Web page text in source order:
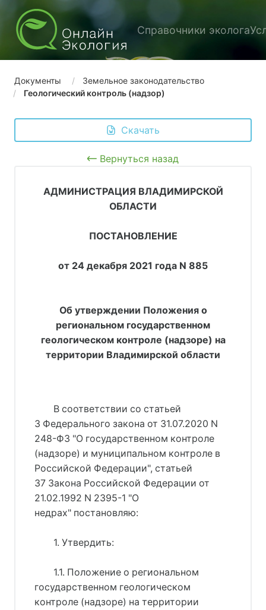
Справочники эколога
Документы
Земельное законодательство
Геологический контроль (надзор)
Скачать
Вернуться назад
АДМИНИСТРАЦИЯ ВЛАДИМИРСКОЙ
ОБЛАСТИ
ПОСТАНОВЛЕНИЕ
от 24 декабря 2021 года N 885
Об утверждении Положения о
региональном государственном
геологическом контроле (надзоре) на
территории Владимирской области
В соответствии со статьей
3 Федерального закона от 31.07.2020 N
248-ФЗ "О государственном контроле
(надзоре) и муниципальном контроле в
Российской Федерации", статьей
37 Закона Российской Федерации от
21.02.1992 N 2395-1 "О
недрах" постановляю:
1. Утвердить:
1.1. Положение о региональном
государственном геологическом
контроле (надзоре) на территории